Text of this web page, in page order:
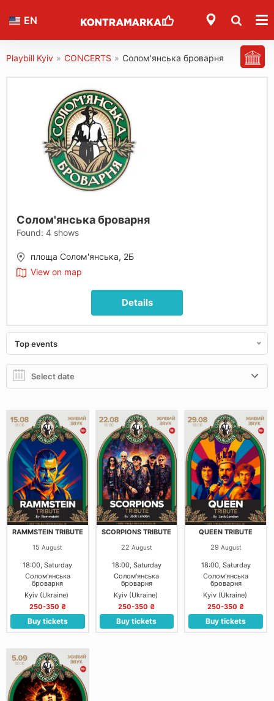
EN
Playbill Kyiv » CONCERTS » Солом'янська броварня
Солом'янська броварня
Found: 4 shows
площа Солом'янська, 2Б
View on map
Details
Top events
RAMMSTEIN TRIBUTE
15August
18:00, Saturday
Солом'янська
броварня
Kyiv (Ukraine)
250-350 ₴
Buy tickets
SCORPIONS TRIBUTE
22 August
18:00, Saturday
Солом'янська
броварня
Kyiv (Ukraine)
250-350 ₴
Buy tickets
QUEEN TRIBUTE
29 August
18:00, Saturday
Солом'янська
броварня
Kyiv (Ukraine)
250-350 ₴
Buy tickets